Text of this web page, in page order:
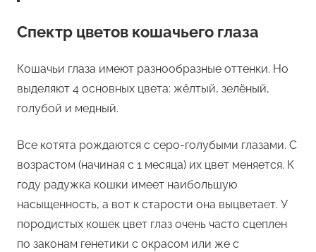
Спектр цветов кошачьего глаза
Кошачьи глаза имеют разнообразные оттенки. Но
выделяют 4 основных цвета: жёлтый, зелёный,
голубой и медный.
Все котята рождаются с серо-голубыми глазами. С
возрастом (начиная с 1 месяца) их цвет меняется. К
году радужка кошки имеет наибольшую
насыщенность, а вот к старости она выцветает. У
породистых кошек цвет глаз очень часто сцеплен
по законам генетики с окрасом или же с